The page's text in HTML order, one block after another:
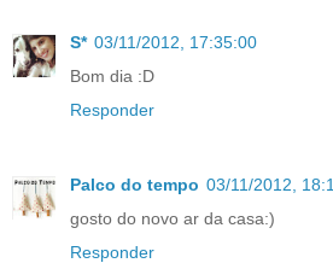
S* 03/11/2012, 17:35:00
Bom dia :D
Responder
Palco do tempo 03/11/2012,
gosto do novo ar da casa:)
Responder